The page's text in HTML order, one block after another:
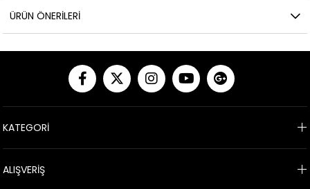
ÜRÜN ÖNERILERI
KATEGORİ
ALIŞVERİŞ